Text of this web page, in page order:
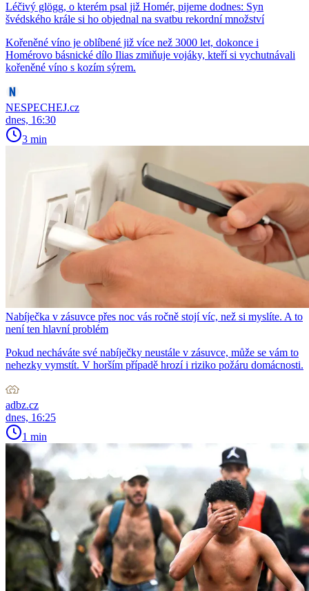
Léčivý glögg, o kterém psal již Homér, pijeme dodnes: Syn
švédského krále si ho objednal na svatbu rekordní množství
Kořeněné víno je oblíbené již více než 3000 let, dokonce i
Homérovo básnické dílo Ilias zmiňuje vojáky, kteří si vychutnávali
kořeněné víno s kozím sýrem.
NESPECHEJ.cz
dnes, 16:30
3 min
Nabíječka v zásuvce přes noc vás ročně stojí víc, než si myslíte. A to
není ten hlavní problém
Pokud necháváte své nabíječky neustále v zásuvce, může se vám to
nehezky vymstít. V horším případě hrozí i riziko požáru domácnosti.
adbz.cz
dnes, 16:25
1 min